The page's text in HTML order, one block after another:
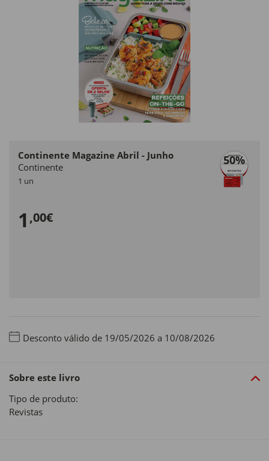
Continente Magazine Abril - Junho 50%
Continente
1 un
1 ,00€
Desconto válido de 19/05/2026 a 10/08/2026
Sobre este livro
Tipo de produto:
Revistas